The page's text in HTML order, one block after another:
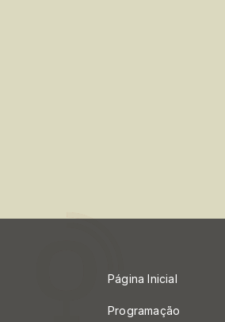
Página Inicial
Programação